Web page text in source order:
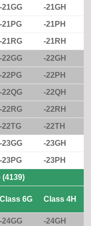
-21GG -21GH
-21PG -21PH
-21RG -21RH
-22GG -22GH
-22PG -22PH
-22QG -22QH
-22RG -22RH
-22TG -22TH
-23GG -23GH
-23PG -23PH
Class 6G Class 4H
-24GG -24GH